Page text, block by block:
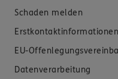
Schaden melden
Erstkontaktinformationen
EU-
Datenverarbeitung